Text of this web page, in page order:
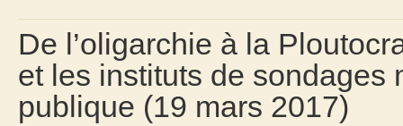
De l’oligarchie à la
et les instituts de sondages
publique (19 mars 2017)